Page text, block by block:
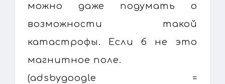
можно даже подумать о
возможности такой
катастрофы. Если б не это
магнитное поле.
(adsbygoogle =